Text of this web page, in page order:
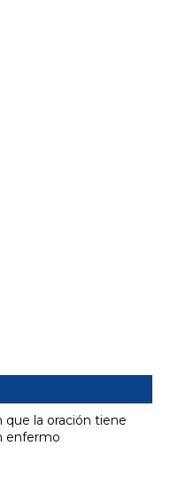
la oración tiene
enfermo